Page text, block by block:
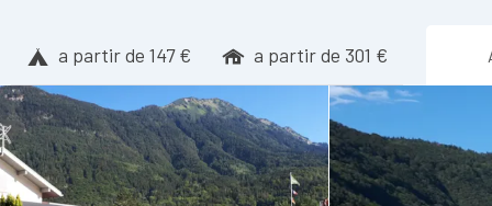
a partir de 147 € a partir de 301 €